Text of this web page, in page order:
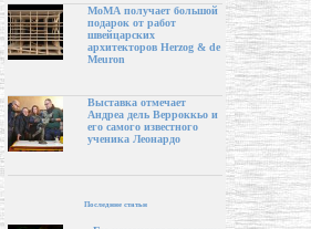
МоМА получает большой
подарок от работ
швейцарских
архитекторов Herzog & de
Meuron
Выставка отмечает
Андреа дель Верроккьо и
его самого известного
ученика Леонардо
Последние статьи